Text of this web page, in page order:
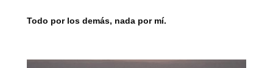
Todo por los demás, nada por mí.